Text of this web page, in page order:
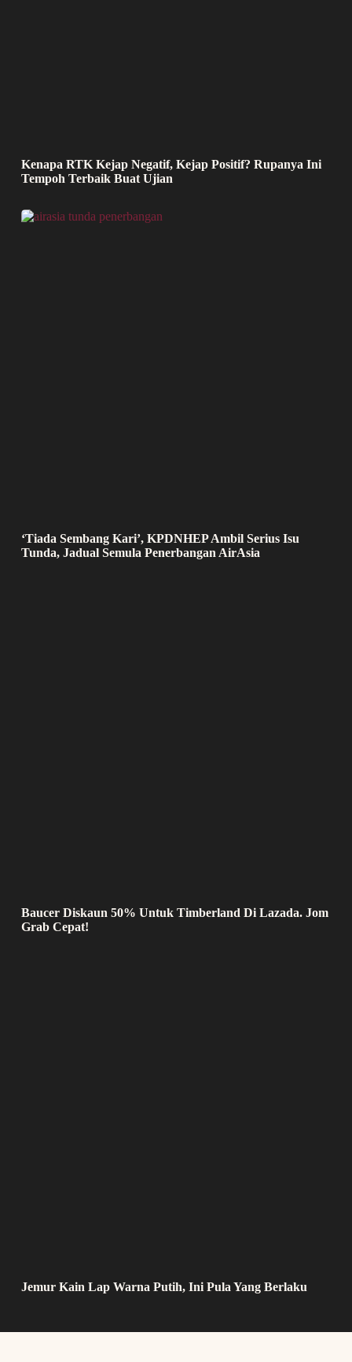
Kenapa RTK Kejap Negatif, Kejap Positif? Rupanya Ini
Tempoh Terbaik Buat Ujian
‘Tiada Sembang Kari’, KPDNHEP Ambil Serius Isu
Tunda, Jadual Semula Penerbangan AirAsia
Baucer Diskaun 50% Untuk Timberland Di Lazada. Jom
Grab Cepat!
Jemur Kain Lap Warna Putih, Ini Pula Yang Berlaku